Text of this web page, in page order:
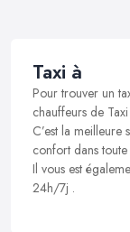
Taxi à
Pour trouver un
chauffeurs de
C’est la meilleure
confort dans
Il vous est
24h/7j .